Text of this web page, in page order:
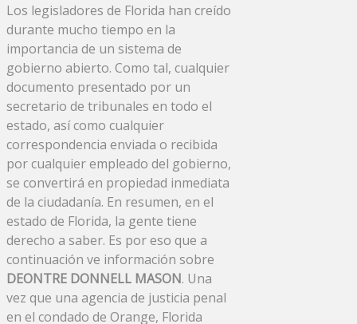
Los legisladores de Florida han creído
durante mucho tiempo en la
importancia de un sistema de
gobierno abierto. Como tal, cualquier
documento presentado por un
secretario de tribunales en todo el
estado, así como cualquier
correspondencia enviada o recibida
por cualquier empleado del gobierno,
se convertirá en propiedad inmediata
de la ciudadanía. En resumen, en el
estado de Florida, la gente tiene
derecho a saber. Es por eso que a
continuación ve información sobre
DEONTRE DONNELL MASON. Una
vez que una agencia de justicia penal
en el condado de Orange, Florida